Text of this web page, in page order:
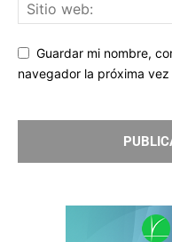
Guardar mi nombre,
navegador la próxima